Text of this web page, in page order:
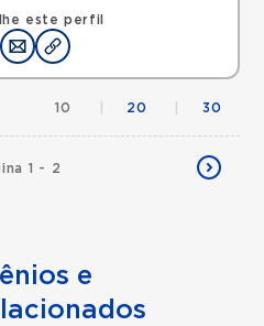
este perfil
1 - 2
10 20 30
e